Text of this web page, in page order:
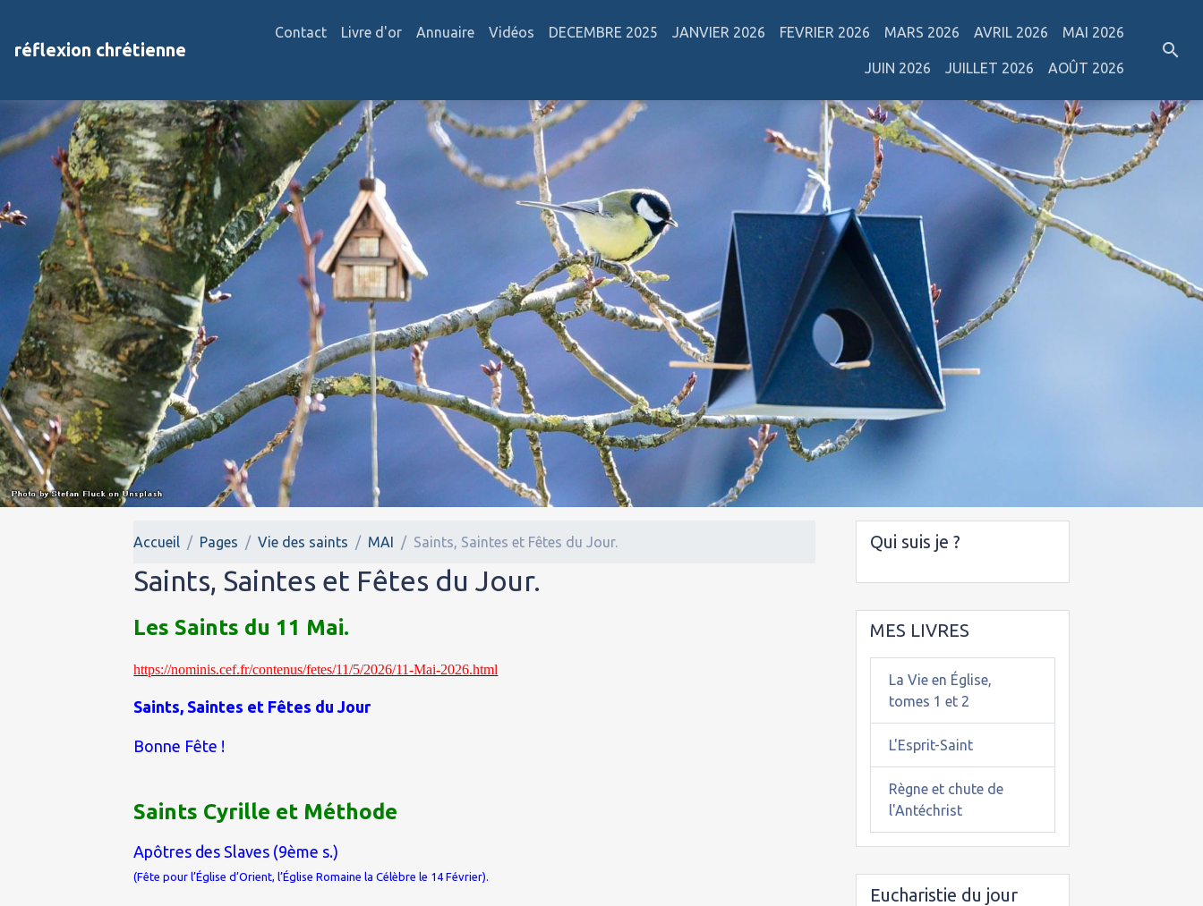
réflexion chrétienne
Contact Livre d'or Annuaire Vidéos DECEMBRE 2025 JANVIER 2026 FEVRIER 2026 MARS 2026 AVRIL 2026 MAI 2026
JUIN 2026 JUILLET 2026 AOÛT 2026
Accueil Pages Vie des saints MAI Saints, Saintes et Fêtes du Jour.
Saints, Saintes et Fêtes du Jour.
Les Saints du 11 Mai.
https://nominis.cef.fr/contenus/fetes/11/5/2026/11-Mai-2026.html
Saints, Saintes et Fêtes du Jour
Bonne Fête !
Saints Cyrille et Méthode
Apôtres des Slaves (9ème s.)
(Fête pour l’Église d’Orient, l’Église Romaine la Célèbre le 14 Février).
Qui suis je ?
MES LIVRES
La Vie en Église,
tomes 1 et 2
L'Esprit-Saint
Règne et chute de
l'Antéchrist
Eucharistie du jour